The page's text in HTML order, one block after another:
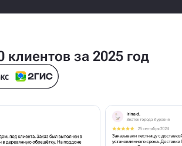
клиентов за 2025 год